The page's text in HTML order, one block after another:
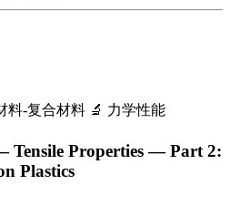
料-复合材料 🔬 力学性能
Tensile Properties — Part 2:
Plastics